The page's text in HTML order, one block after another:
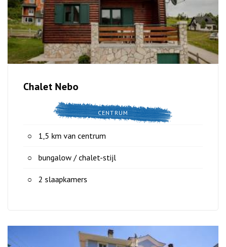
Chalet Nebo
CENTRUM
1,5 km van centrum
bungalow / chalet-stijl
2 slaapkamers